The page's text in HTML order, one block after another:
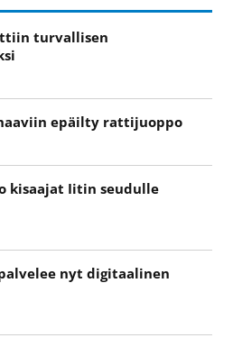
turvallisen
epäilty rattijuoppo
kisaajat Iitin seudulle
nyt digitaalinen